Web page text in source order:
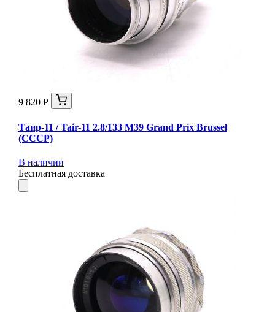
9 820 Р
Таир-11 / Tair-11 2.8/133 M39 Grand Prix Brussel
(СССР)
В наличии
Бесплатная доставка